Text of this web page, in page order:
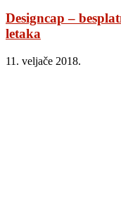
Designcap –
letaka
11. veljače 2018.